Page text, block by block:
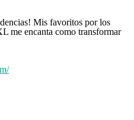
Mis favoritos por los
me encanta como transformar